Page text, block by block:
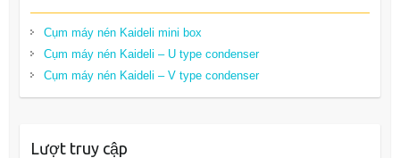
Cụm máy nén Kaideli mini box
Cụm máy nén Kaideli – U type condenser
Cụm máy nén Kaideli – V type condenser
Lượt truy cập